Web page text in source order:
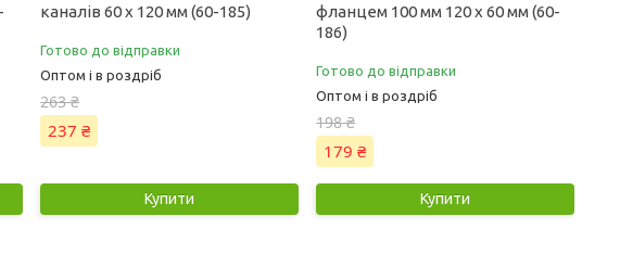
каналів 60 х 120 мм (60-185)
Готово до відправки
Оптом і в роздріб
263 ₴
237 ₴
Купити
фланцем 100 мм 120 х 60 мм (60-
186)
Готово до відправки
Оптом і в роздріб
198 ₴
179 ₴
Купити